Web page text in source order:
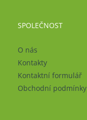
SPOLEČNOST
O nás
Kontakty
Kontaktní formulář
Obchodní podmínky